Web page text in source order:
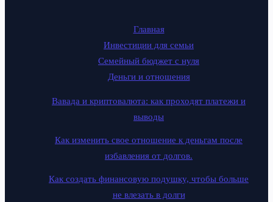
Главная
Инвестиции для семьи
Семейный бюджет с нуля
Деньги и отношения
Вавада и криптовалюта: как проходят платежи и
выводы
Как изменить свое отношение к деньгам после
избавления от долгов.
Как создать финансовую подушку, чтобы больше
не влезать в долги